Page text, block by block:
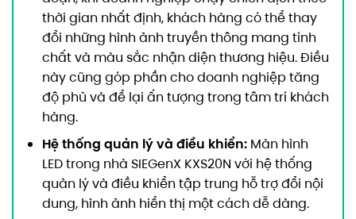
thời gian nhất định, khách hàng có thể thay
đổi những hình ảnh truyền thông mang tính
chất và màu sắc nhận diện thương hiệu. Điều
này cũng góp phần cho doanh nghiệp tăng
độ phủ và để lại ấn tượng trong tâm trí khách
hàng.
Hệ thống quản lý và điều khiển: Màn hình
LED trong nhà SIEGenX KXS20N với hệ thống
quản lý và điều khiển tập trung hỗ trợ đổi nội
dung, hình ảnh hiển thị một cách dễ dàng.